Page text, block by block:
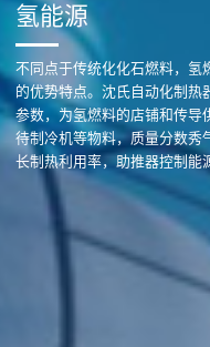
氢能源
不同点于传统化化石燃料，氢
的优势特点。沈氏自动化制热
参数，为氢燃料的店铺和传导
待制冷机等物料，质量分数秀
长制热利用率，助推器控制能